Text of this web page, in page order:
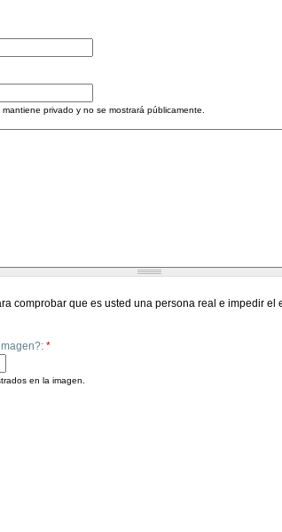
privado y no se mostrará públicamente.
comprobar que es usted una persona real e impedir
*
en la imagen.